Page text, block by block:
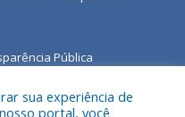
Pública
sua experiência de
portal, você